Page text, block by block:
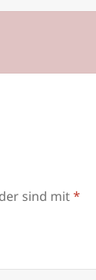
sind mit*